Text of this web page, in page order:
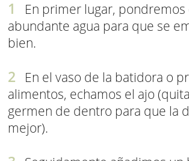
En primer lugar, pondremos
abundante agua para que se
bien.
En el vaso de la batidora o
alimentos, echamos el ajo
germen de dentro para que la
mejor).